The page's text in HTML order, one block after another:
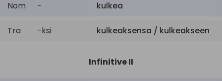
Nom - kulkea
Tra -ksi kulkeaksensa / kulkeakseen
Infinitive II